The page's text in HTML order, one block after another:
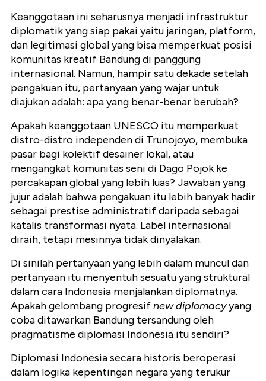
Keanggotaan ini seharusnya menjadi infrastruktur
diplomatik yang siap pakai yaitu jaringan, platform,
dan legitimasi global yang bisa memperkuat posisi
komunitas kreatif Bandung di panggung
internasional. Namun, hampir satu dekade setelah
pengakuan itu, pertanyaan yang wajar untuk
diajukan adalah: apa yang benar-benar berubah?
Apakah keanggotaan UNESCO itu memperkuat
distro-distro independen di Trunojoyo, membuka
pasar bagi kolektif desainer lokal, atau
mengangkat komunitas seni di Dago Pojok ke
percakapan global yang lebih luas? Jawaban yang
jujur adalah bahwa pengakuan itu lebih banyak hadir
sebagai prestise administratif daripada sebagai
katalis transformasi nyata. Label internasional
diraih, tetapi mesinnya tidak dinyalakan.
Di sinilah pertanyaan yang lebih dalam muncul dan
pertanyaan itu menyentuh sesuatu yang struktural
dalam cara Indonesia menjalankan diplomatnya.
Apakah gelombang progresifnew diplomacyyang
coba ditawarkan Bandung tersandung oleh
pragmatisme diplomasi Indonesia itu sendiri?
Diplomasi Indonesia secara historis beroperasi
dalam logika kepentingan negara yang terukur